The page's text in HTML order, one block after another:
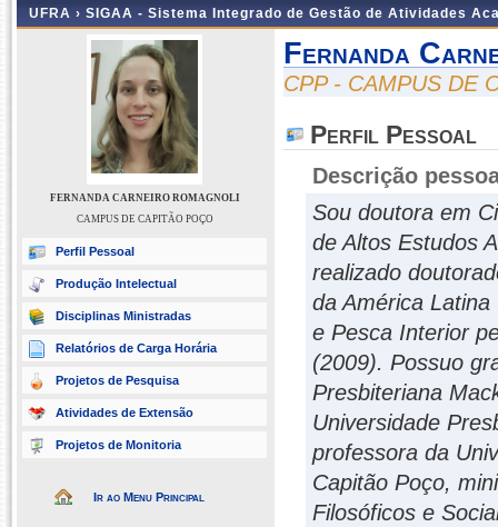
UFRA › SIGAA - Sistema Integrado de Gestão de Atividades
FERNANDA CARNEIRO ROMAGNOLI
CAMPUS DE CAPITÃO POÇO
Perfil Pessoal
Produção Intelectual
Disciplinas Ministradas
Relatórios de Carga Horária
Projetos de Pesquisa
Atividades de Extensão
Projetos de Monitoria
Ir ao Menu Principal
Fernanda
CPP - CAMPUS DE
Perfil Pessoal
Descrição
Sou doutora em
de Altos Estudos
realizado
da América
e Pesca Interior
(2009). Possuo
Presbiteriana
Universidade
professora da
Capitão Poço,
Filosóficos e